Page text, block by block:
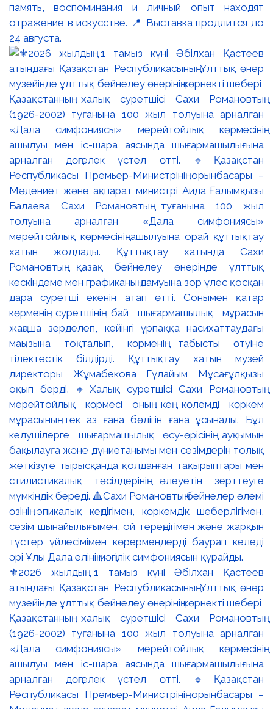
память, воспоминания и личный опыт находят
отражение в искусстве. 📍 Выставка продлится до
24 августа.
⚜️2026 жылдың 1 тамыз күні Әбілхан Қастеев
атындағы Қазақстан Республикасының Ұлттық өнер
музейінде ұлттық бейнелеу өнерінің көрнекті шебері,
Қазақстанның халық суретшісі Сахи Романовтың
(1926-2002) туғанына 100 жыл толуына арналған
«Дала симфониясы» мерейтойлық көрмесінің
ашылуы мен іс-шара аясында шығармашылығына
арналған дөңгелек үстел өтті. 🔹Қазақстан
Республикасы Премьер-Министрінің орынбасары –